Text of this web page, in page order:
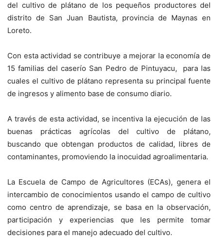
del cultivo de plátano de los pequeños productores del
distrito de San Juan Bautista, provincia de Maynas en
Loreto.
Con esta actividad se contribuye a mejorar la economía de
15 familias del caserío San Pedro de Pintuyacu, para las
cuales el cultivo de plátano representa su principal fuente
de ingresos y alimento base de consumo diario.
A través de esta actividad, se incentiva la ejecución de las
buenas prácticas agrícolas del cultivo de plátano,
buscando que obtengan productos de calidad, libres de
contaminantes, promoviendo la inocuidad agroalimentaria.
La Escuela de Campo de Agricultores (ECAs), genera el
intercambio de conocimientos usando el campo de cultivo
como centro de aprendizaje, se basa en la observación,
participación y experiencias que les permite tomar
decisiones para el manejo adecuado del cultivo.